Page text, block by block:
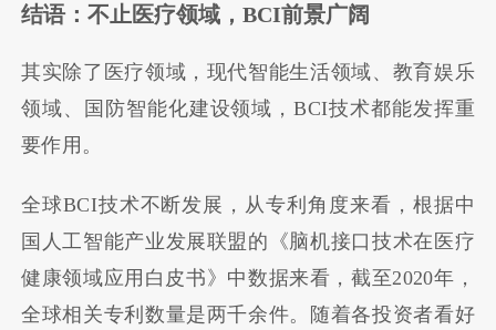
结语：不止医疗领域，BCI前景广阔
其实除了医疗领域，现代智能生活领域、教育娱乐
领域、国防智能化建设领域，BCI技术都能发挥重
要作用。
全球BCI技术不断发展，从专利角度来看，根据中
国人工智能产业发展联盟的《脑机接口技术在医疗
健康领域应用白皮书》中数据来看，截至2020年，
全球相关专利数量是两千余件。随着各投资者看好